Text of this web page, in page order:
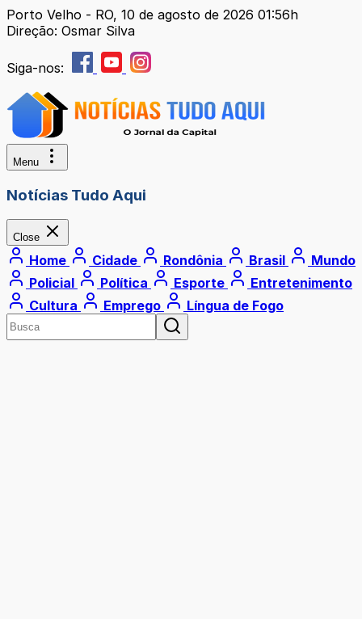
Porto Velho - RO, 10 de agosto de 2026 01:56h
Direção: Osmar Silva
Siga-nos:
Menu
Notícias Tudo Aqui
Close
Home Cidade Rondônia Brasil
Mundo
Policial
Política Esporte
Entretenimento
Cultura
Emprego Língua de Fogo